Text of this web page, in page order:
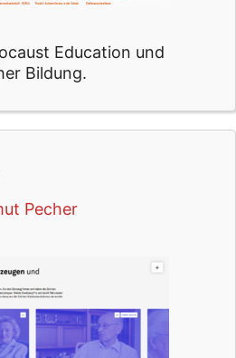
Education und
Bildung.
Pecher